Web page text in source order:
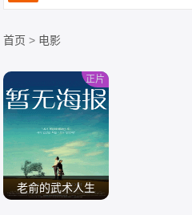
首页 > 电影
老俞的武术人生
正片